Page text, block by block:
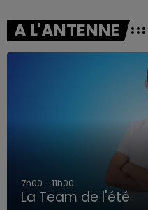
A L'ANTENNE
7h00 - 11h00
La Team de l'été